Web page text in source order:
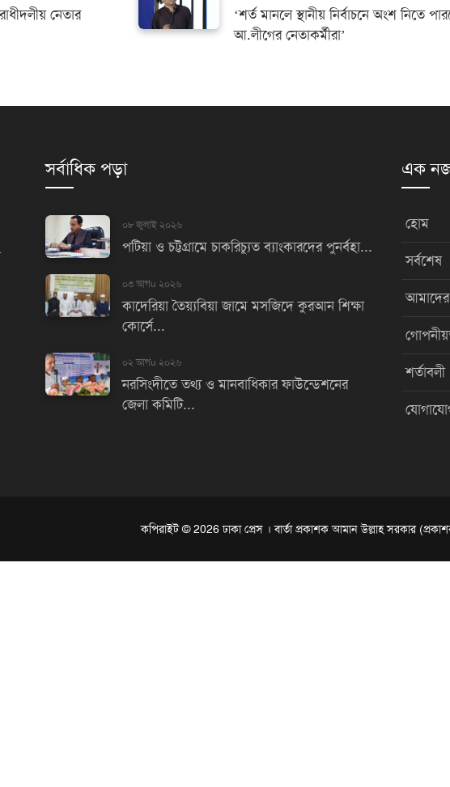
নেতার
‘শর্ত মানলে স্থানীয় নির্বাচনে অংশ নিতে
আ.লীগের নেতাকর্মীরা’
সর্বাধিক পড়া
০৮ জুলাই ২০২৬
পটিয়া ও চট্টগ্রামে চাকরিচ্যুত ব্যাংকারদের পুনর্বহা...
০৩ আগu ২০২৬
কাদেরিয়া তৈয়্যবিয়া জামে মসজিদে কুরআন শিক্ষা
কোর্সে...
০২ আগu ২০২৬
নরসিংদীতে তথ্য ও মানবাধিকার ফাউন্ডেশনের
জেলা কমিটি...
এক
হোম
সর্বশেষ
আমাদের
শর্তাবলী
কপিরাইট © 2026 ঢাকা প্রেস । বার্তা প্রকাশক আমান উল্লাহ সরকার